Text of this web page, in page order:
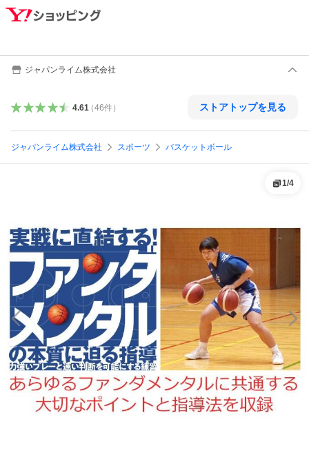
ジャパンライム株式会社
4.61（46件） ストアトップを見る
ジャパンライム株式会社 スポーツ バスケットボール
1/4